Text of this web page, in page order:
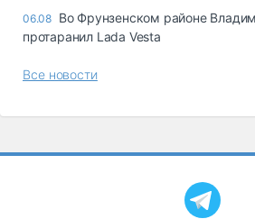
06.08 Во Фрунзенском районе
протаранил Lada Vesta
Все новости